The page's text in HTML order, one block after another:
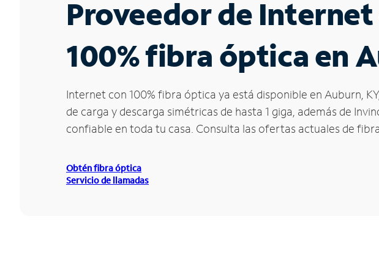
Proveedor de Internet
100% fibra óptica en
Internet con 100% fibra óptica ya está disponible en Auburn,
de carga y descarga simétricas de hasta 1 giga, además de
confiable en toda tu casa. Consulta las ofertas actuales de
Obtén fibra óptica
Servicio de llamadas